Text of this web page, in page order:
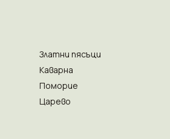
Златни пясъци
Каварна
Поморие
Царево